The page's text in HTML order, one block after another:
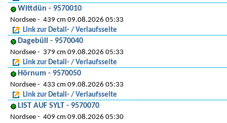
Wittdün - 9570010
Nordsee
439 cm 09.08.2026 05:33
Link zur Detail- / Verlaufsseite
Dagebüll - 9570040
Nordsee
379 cm 09.08.2026 05:33
Link zur Detail- / Verlaufsseite
Hörnum - 9570050
Nordsee
433 cm 09.08.2026 05:33
Link zur Detail- / Verlaufsseite
LIST AUF SYLT - 9570070
Nordsee
409 cm 09.08.2026 05:30